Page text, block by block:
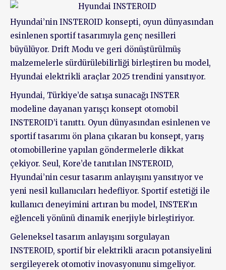
Hyundai’nin INSTEROID konsepti, oyun dünyasından
esinlenen sportif tasarımıyla genç nesilleri
büyülüyor. Drift Modu ve geri dönüştürülmüş
malzemelerle sürdürülebilirliği birleştiren bu model,
Hyundai elektrikli araçlar 2025 trendini yansıtıyor.
Hyundai, Türkiye’de satışa sunacağı INSTER
modeline dayanan yarışçı konsept otomobil
INSTEROID’i tanıttı. Oyun dünyasından esinlenen ve
sportif tasarımı ön plana çıkaran bu konsept, yarış
otomobillerine yapılan göndermelerle dikkat
çekiyor. Seul, Kore’de tanıtılan INSTEROID,
Hyundai’nin cesur tasarım anlayışını yansıtıyor ve
yeni nesil kullanıcıları hedefliyor. Sportif estetiği ile
kullanıcı deneyimini artıran bu model, INSTER’ın
eğlenceli yönünü dinamik enerjiyle birleştiriyor.
Geleneksel tasarım anlayışını sorgulayan
INSTEROID, sportif bir elektrikli aracın potansiyelini
sergileyerek otomotiv inovasyonunu simgeliyor.